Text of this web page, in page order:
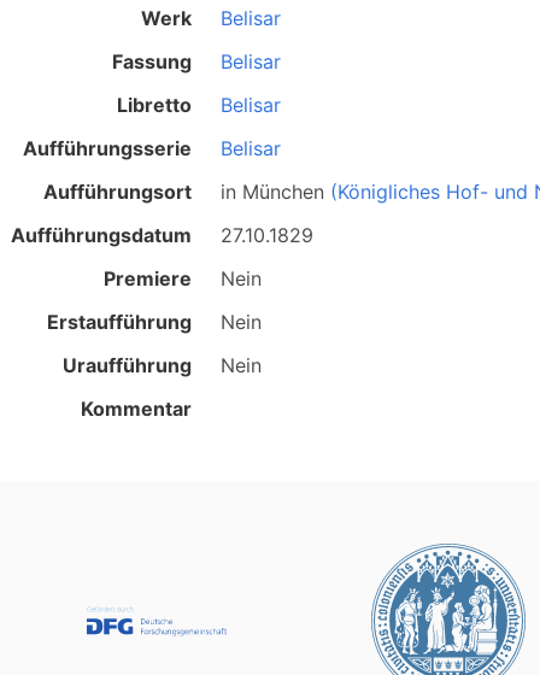
Werk
Belisar
Fassung
Belisar
Libretto
Belisar
Aufführungsserie
Belisar
Aufführungsort
in München (Königliches Hof- und
Aufführungsdatum
27.10.1829
Premiere
Nein
Erstaufführung
Nein
Uraufführung
Nein
Kommentar